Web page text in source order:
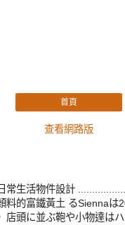
首頁
查看網路版
常生活物件設計
料的富鐵黃土 るSiennaは
店頭に並ぶ鞄や小物達は